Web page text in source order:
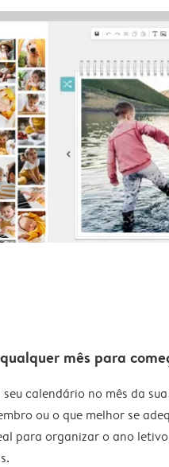
mês para
seu calendário no mês da
ou o que melhor se
para organizar o ano